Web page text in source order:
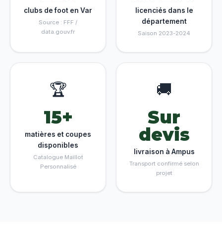
clubs de foot en Var
Source : FFF /
data.gouv.fr
licenciés dans le
département
Saison 2023-2024
🏆
15+
matières et coupes
disponibles
Catalogue Maillot
Personnalisé
🚚
Sur
devis
livraison à Ampus
Transport confirmé selon
projet